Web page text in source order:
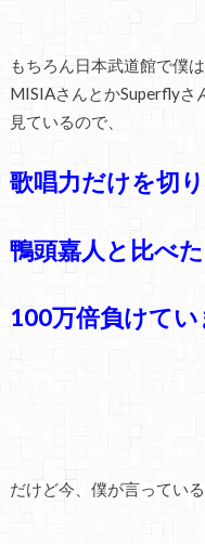
もちろん日本武道館で僕は
MISIAさんとかSuperflyさ
見ているので、
歌唱力だけを切
鴨頭嘉人と比べ
100万倍負けてい
だけど今、僕が言ってい